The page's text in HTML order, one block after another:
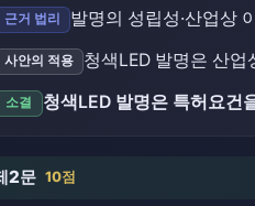
근거 법리 발명의 성립성·산업상
사안의 적용 청색LED 발명은 산
소결 청색LED 발명은 특허요건
2문 10점